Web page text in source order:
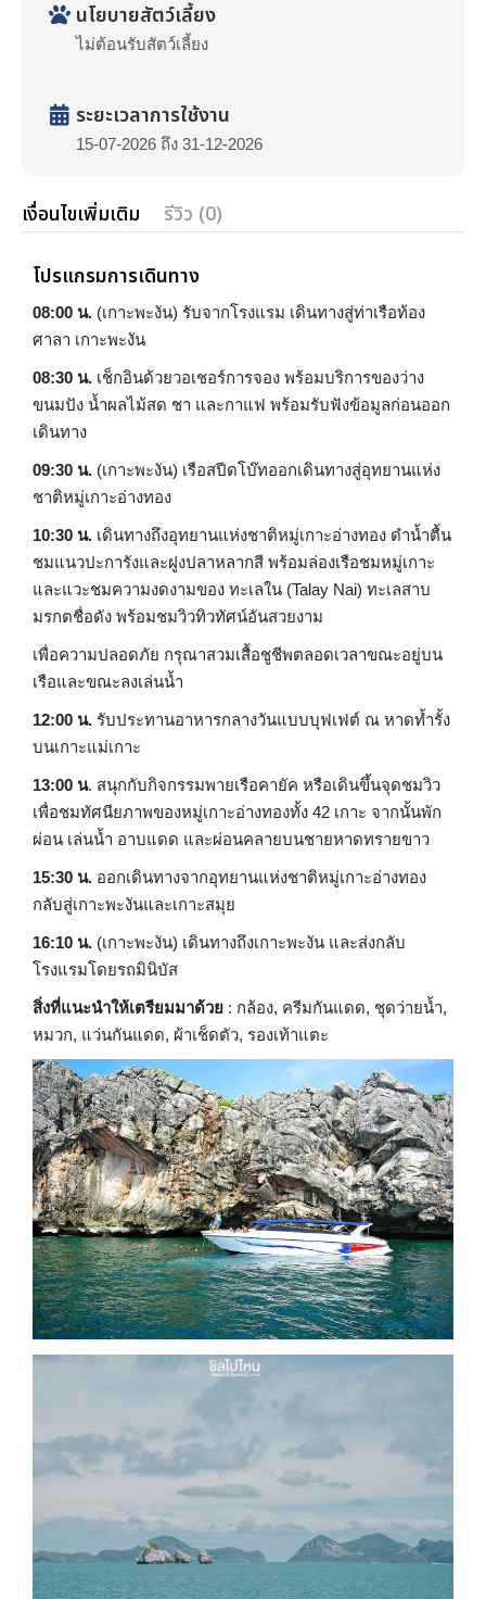
นโยบายสัตว์เลี้ยง
ไม่ต้อนรับสัตว์เลี้ยง
ระยะเวลาการใช้งาน
15-07-2026 ถึง 31-12-2026
เงื่อนไขเพิ่มเติม รีวิว (0)
โปรแกรมการเดินทาง
08:00 น. (เกาะพะงัน) รับจากโรงแรม เดินทางสู่ท่าเรือท้อง
ศาลา เกาะพะงัน
08:30 น. เช็กอินด้วยวอเชอร์การจอง พร้อมบริการของว่าง
ขนมปัง น้ำผลไม้สด ชา และกาแฟ พร้อมรับฟังข้อมูลก่อนออก
เดินทาง
09:30 น. (เกาะพะงัน) เรือสปีดโบ๊ทออกเดินทางสู่อุทยานแห่ง
ชาติหมู่เกาะอ่างทอง
10:30 น. เดินทางถึงอุทยานแห่งชาติหมู่เกาะอ่างทอง ดำน้ำตื้น
ชมแนวปะการังและฝูงปลาหลากสี พร้อมล่องเรือชมหมู่เกาะ
และแวะชมความงดงามของ ทะเลใน (Talay Nai) ทะเลสาบ
มรกตชื่อดัง พร้อมชมวิวทิวทัศน์อันสวยงาม
เพื่อความปลอดภัย กรุณาสวมเสื้อชูชีพตลอดเวลาขณะอยู่บน
เรือและขณะลงเล่นน้ำ
12:00 น. รับประทานอาหารกลางวันแบบบุฟเฟต์ ณ หาดท้ำรั้ง
บนเกาะแม่เกาะ
13:00 น. สนุกกับกิจกรรมพายเรือคายัค หรือเดินขึ้นจุดชมวิว
เพื่อชมทัศนียภาพของหมู่เกาะอ่างทองทั้ง 42 เกาะ จากนั้นพัก
ผ่อน เล่นน้ำ อาบแดด และผ่อนคลายบนชายหาดทรายขาว
15:30 น. ออกเดินทางจากอุทยานแห่งชาติหมู่เกาะอ่างทอง
กลับสู่เกาะพะงันและเกาะสมุย
16:10 น. (เกาะพะงัน) เดินทางถึงเกาะพะงัน และส่งกลับ
โรงแรมโดยรถมินิบัส
สิ่งที่แนะนำให้เตรียมมาด้วย : กล้อง, ครีมกันแดด, ชุดว่ายน้ำ,
หมวก, แว่นกันแดด, ผ้าเช็ดตัว, รองเท้าแตะ